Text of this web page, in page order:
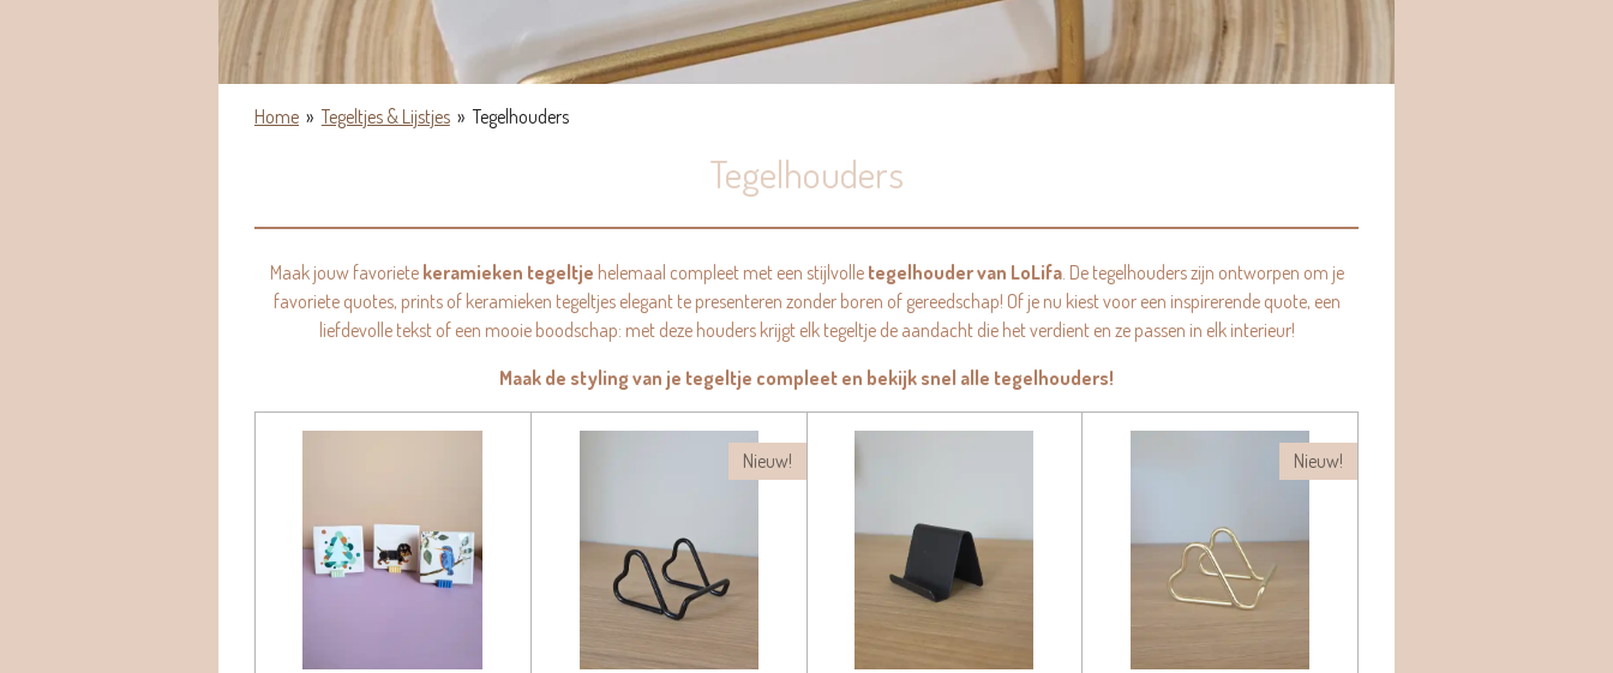
Home » Tegeltjes & Lijstjes » Tegelhouders
Tegelhouders
Maak jouw favoriete keramieken tegeltje helemaal compleet met een stijlvolle tegelhouder van LoLifa. De tegelhouders zijn ontworpen om je
favoriete quotes, prints of keramieken tegeltjes elegant te presenteren zonder boren of gereedschap! Of je nu kiest voor een inspirerende quote, een
liefdevolle tekst of een mooie boodschap: met deze houders krijgt elk tegeltje de aandacht die het verdient en ze passen in elk interieur!
Maak de styling van je tegeltje compleet en bekijk snel alle tegelhouders!
Nieuw! Nieuw!